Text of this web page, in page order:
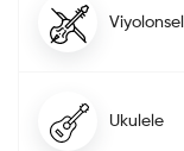
Viyolonsel
Ukulele